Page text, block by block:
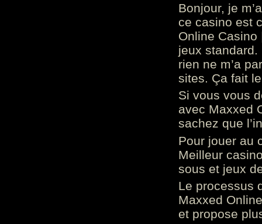
Bonjour, je
ce casino est
Online
jeux standard.
rien ne m’a
sites. Ça fait
Si vous vous
avec Maxxed
sachez que
Pour jouer au
Meilleur
sous et jeux
Le processus
Maxxed
et propose